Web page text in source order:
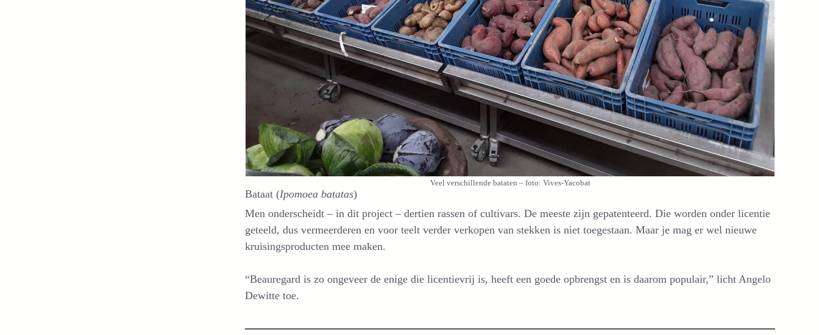
Veel verschillende bataten – foto: Vives-Yacobat
Bataat (Ipomoea batatas)
Men onderscheidt – in dit project – dertien rassen of cultivars. De meeste zijn gepatenteerd. Die worden onder licentie
geteeld, dus vermeerderen en voor teelt verder verkopen van stekken is niet toegestaan. Maar je mag er wel nieuwe
kruisingsproducten mee maken.
“Beauregard is zo ongeveer de enige die licentievrij is, heeft een goede opbrengst en is daarom populair,” licht Angelo
Dewitte toe.